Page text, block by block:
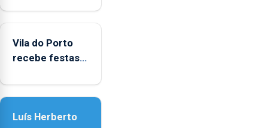
Biblioteca de
Vila do Porto
recebe festas
Nossa Senhora
Luís Herberto